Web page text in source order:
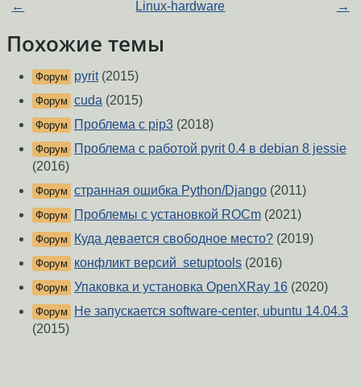
← Linux-hardware →
Похожие темы
Форум pyrit(2015)
Форум cuda (2015)
Форум Проблема с pip3 (2018)
Форум
Проблема с работой pyrit 0.4 в debian 8 jessie
(2016)
Форум странная ошибка Python/Django (2011)
Форум Проблемы с установкой ROCm (2021)
Форум Куда девается свободное место? (2019)
Форум конфликт версий setuptools (2016)
Форум Упаковка и установка OpenXRay 16 (2020)
Форум
Не запускается software-center, ubuntu 14.04.3
(2015)